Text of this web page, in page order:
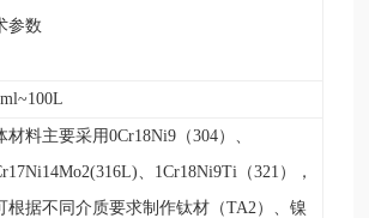
参数
材料主要采用0Cr18Ni9（304）、
、1Cr18Ni9Ti（321），
根据不同介质要求制作钛材（TA2）、镍